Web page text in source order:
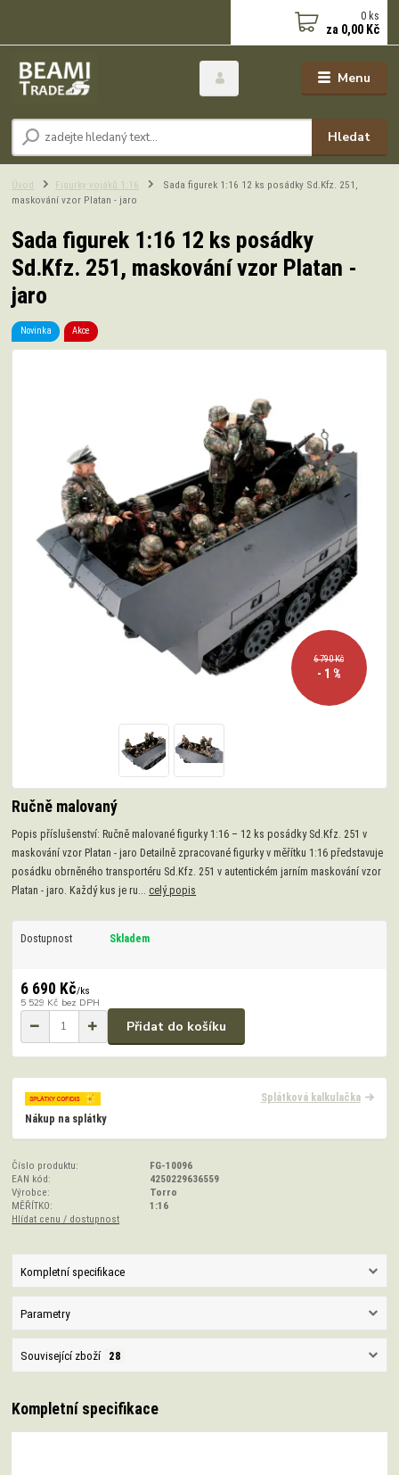
Menu
Hledat
0 ks
za 0,00 Kč
Úvod Figurky vojáků 1:16
Sada figurek 1:16 12 ks posádky Sd.Kfz. 251,
maskování vzor Platan - jaro
Sada figurek 1:16 12 ks posádky
Sd.Kfz. 251, maskování vzor Platan -
jaro
Novinka Akce
6 790 Kč
- 1 %
Ručně malovaný
Popis příslušenství: Ručně malované figurky 1:16 – 12 ks posádky Sd.Kfz. 251 v
maskování vzor Platan - jaro Detailně zpracované figurky v měřítku 1:16 představuje
posádku obrněného transportéru Sd.Kfz. 251 v autentickém jarním maskování vzor
Platan - jaro. Každý kus je ru... celý popis
Dostupnost Skladem
6 690 Kč/ks
5 529 Kč bez DPH
Přidat do košíku
Splátková kalkulačka
Nákup na splátky
Číslo produktu:
FG-10096
EAN kód:
4250229636559
Výrobce:
Torro
MĚŘÍTKO:
1:16
Hlídat cenu / dostupnost
Kompletní specifikace
Parametry
Související zboží 28
Kompletní specifikace